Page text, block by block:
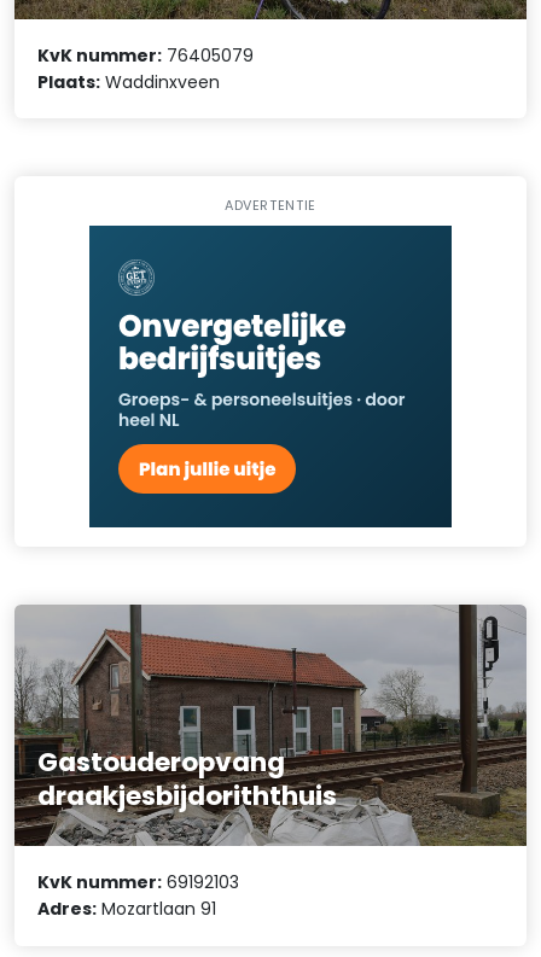
KvK nummer: 76405079
Plaats: Waddinxveen
ADVERTENTIE
Gastouderopvang
draakjesbijdoriththuis
KvK nummer: 69192103
Adres: Mozartlaan 91